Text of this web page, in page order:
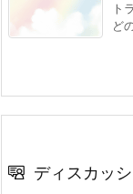
ト
ど
ディスカッ